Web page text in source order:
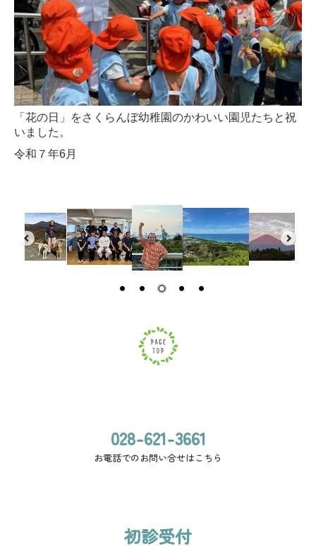
「花の日」をさくらんぼ幼稚園のかわいい園児たちと祝
いました。
令和７年6月
028-621-3661
お電話でのお問い合せはこちら
初診受付